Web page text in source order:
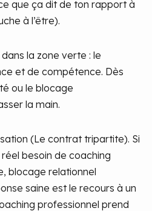
que ça dit de ton rapport à
à l’être).
la zone verte : le
et de compétence. Dès
ou le blocage
la main.
(Le contrat tripartite). Si
besoin de coaching
blocage relationnel
saine est le recours à un
professionnel prend